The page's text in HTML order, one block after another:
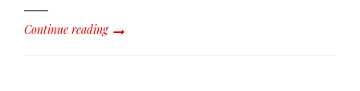
Continue reading